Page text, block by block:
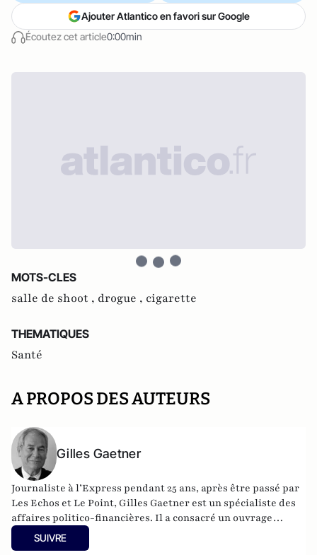
Écoutez cet article0:00min
Ajouter Atlantico en favori sur Google
MOTS-CLES
salle de shoot , drogue , cigarette
THEMATIQUES
Santé
A PROPOS DES AUTEURS
Gilles Gaetner
Journaliste à l’Express pendant 25 ans, après être passé par
Les Echos et Le Point, Gilles Gaetner est un spécialiste des
affaires politico-financières. Il a consacré un ouvrage
remarqué au président de la République, Les 100 jours de
Macron (Fauves –Editions). Il est également l’auteur d’une
SUIVRE